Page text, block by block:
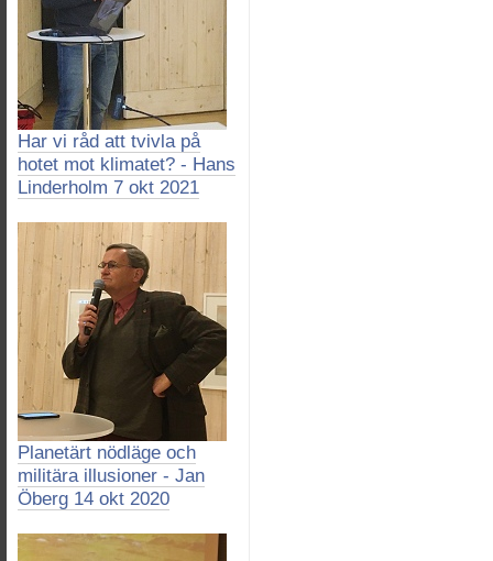
Har vi råd att tvivla på
hotet mot klimatet? - Hans
Linderholm 7 okt 2021
Planetärt nödläge och
militära illusioner - Jan
Öberg 14 okt 2020